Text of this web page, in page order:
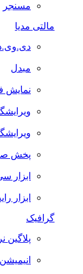
مسنجر
مالتی مدیا
دی.وی.دی
مبدل
نمایش
ویرایشگر
پخش
ابزار سی
ابزار رایت
گرافیک
پلاگین نرم
انیمیشن